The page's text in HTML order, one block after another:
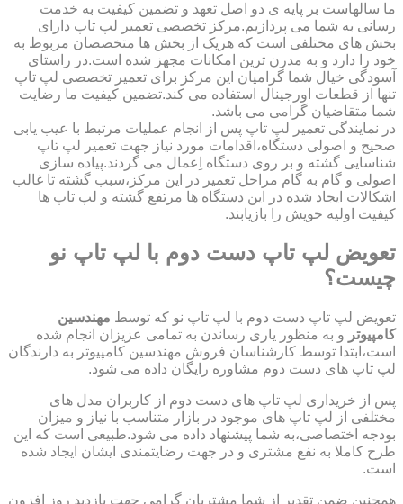
ما سالهاست بر پایه ی دو اصل تعهد و تضمین کیفیت به خدمت
رسانی به شما می پردازیم.مرکز تخصصی تعمیر لپ تاپ دارای
بخش های مختلفی است که هریک از بخش ها متخصصان مربوط به
خود را دارد و به مدرن ترین امکانات مجهز شده است.در راستای
آسودگی خیال شما گرامیان این مرکز برای تعمیر تخصصی لپ تاپ
تنها از قطعات اورجینال استفاده می کند.تضمین کیفیت ما رضایت
شما متقاضیان گرامی می باشد.
در نمایندگی تعمیر لپ تاپ پس از انجام عملیات مرتبط با عیب یابی
صحیح و اصولی دستگاه،اقدامات مورد نیاز جهت تعمیر لپ تاپ
شناسایی گشته و بر روی دستگاه اِعمال می گردند.پیاده سازی
اصولی و گام به گام مراحل تعمیر در این مرکز،سبب گشته تا غالب
اشکالات ایجاد شده در این دستگاه ها مرتفع گشته و لپ تاپ ها
کیفیت اولیه خویش را بازیابند.
تعویض لپ تاپ دست دوم با لپ تاپ نو
چیست؟
تعویض لپ تاپ دست دوم با لپ تاپ نو که توسط مهندسین
کامپیوتر و به منظور یاری رساندن به تمامی عزیزان انجام شده
است،ابتدا توسط کارشناسان فروش مهندسین کامپیوتر به دارندگان
لپ تاپ های دست دوم مشاوره رایگان داده می شود.
پس از خریداری لپ تاپ های دست دوم از کاربران مدل های
مختلفی از لپ تاپ های موجود در بازار متناسب با نیاز و میزان
بودجه اختصاصی،به شما پیشنهاد داده می شود.طبیعی است که این
طرح کاملا به نفع مشتری و در جهت رضایتمندی ایشان ایجاد شده
است.
همچنین ضمن تقدیر از شما مشتریان گرامی جهت بازدید روز افزون